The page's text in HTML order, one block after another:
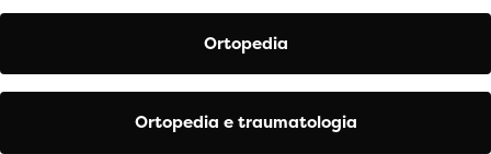
Ortopedia
Ortopedia e traumatologia